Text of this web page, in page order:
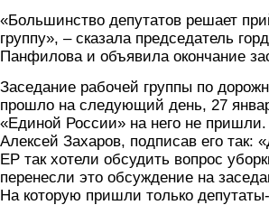
«Большинство депутатов решает
группу», – сказала председатель
Панфилова и объявила окончание
Заседание рабочей группы по
прошло на следующий день, 27
«Единой России» на него не
Алексей Захаров, подписав его так:
ЕР так хотели обсудить вопрос
перенесли это обсуждение на
На которую пришли только